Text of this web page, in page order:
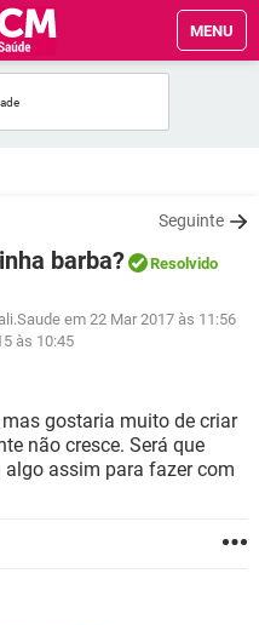
MENU
Seguinte
barba? Resolvido
em 22 Mar 2017 às 11:56
às 10:45
gostaria muito de criar
não cresce. Será que
assim para fazer com